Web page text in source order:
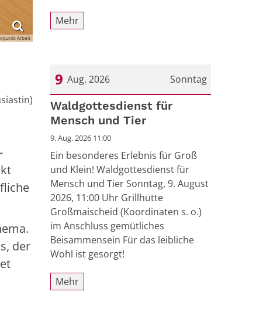
Arbeit
der
Mehr
Sonntag
9 Aug. 2026
Datum: 9. August 2026
Waldgottesdienst für
Mensch und Tier
9. Aug. 2026 11:00
Ein besonderes Erlebnis für Groß
und Klein! Waldgottesdienst für
Mensch und Tier Sonntag, 9. August
2026, 11:00 Uhr Grillhütte
Großmaischeid (Koordinaten s. o.)
im Anschluss gemütliches
Beisammensein Für das leibliche
Wohl ist gesorgt!
Mehr